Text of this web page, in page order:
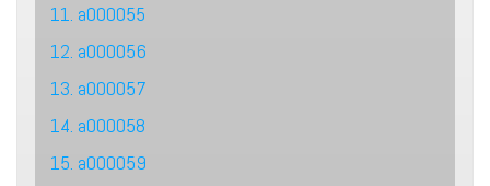
11. a000055
12. a000056
13. a000057
14. a000058
15. a000059